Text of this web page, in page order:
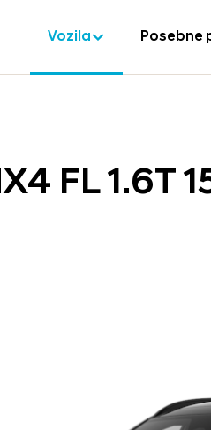
Vozila Posebne
FL 1.6T